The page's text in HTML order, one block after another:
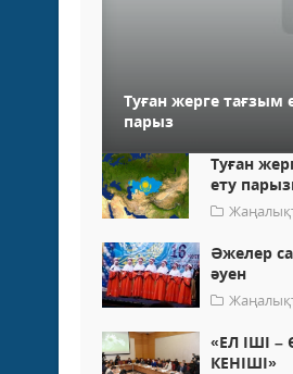
Туған жерге тағзым
парыз
Туған
ету
Әжелер
әуен
«ЕЛ ІШІ –
КЕНІШІ»